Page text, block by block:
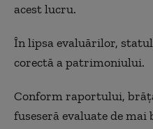
acest lucru.
În lipsa evaluărilor,
corectă a patrimoniului.
Conform raportului,
fuseseră evaluate de mai